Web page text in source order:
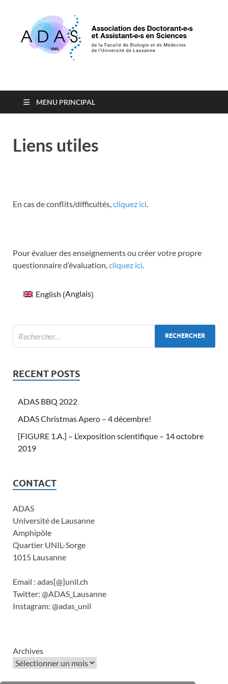
Association des
Doctorants et
Lausanne
MENU PRINCIPAL
Liens utiles
En cas de conflits/difficultés, cliquez ici
Pour évaluer des enseignements ou créer votre propre
questionnaire d’évaluation, cliquez ici
English (Anglais)
RECENT POSTS
ADAS BBQ 2022
ADAS Christmas Apero – 4 décembre!
[FIGURE 1.A.] – L’exposition scientifique – 14 octobre
2019
CONTACT
ADAS
Université de Lausanne
Amphipôle
Quartier UNIL-Sorge
1015 Lausanne
Email : adas[@]unil.ch
Twitter: @ADAS_Lausanne
Instagram: @adas_unil
Archives